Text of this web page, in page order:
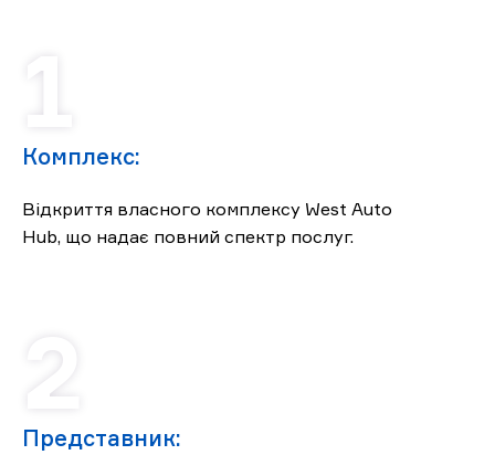
Комплекс:
Відкриття власного комплексу West Auto
Hub, що надає повний спектр послуг.
Представник: